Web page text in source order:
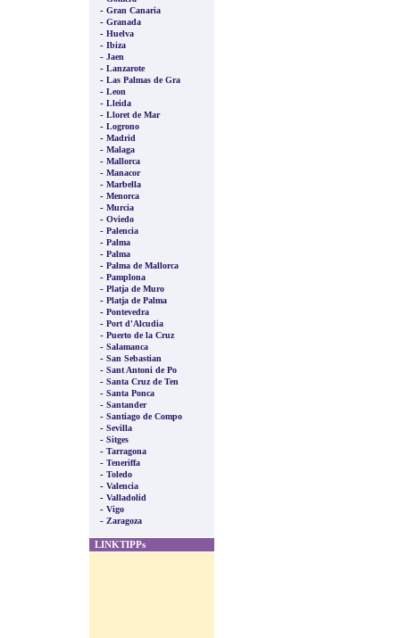
- Gran Canaria
- Granada
- Huelva
- Ibiza
- Jaen
- Lanzarote
- Las Palmas de Gra
- Leon
- Lleida
- Lloret de Mar
- Logrono
- Madrid
- Malaga
- Mallorca
- Manacor
- Marbella
- Menorca
- Murcia
- Oviedo
- Palencia
- Palma
- Palma
- Palma de Mallorca
- Pamplona
- Platja de Muro
- Platja de Palma
- Pontevedra
- Port d'Alcudia
- Puerto de la Cruz
- Salamanca
- San Sebastian
- Sant Antoni de Po
- Santa Cruz de Ten
- Santa Ponca
- Santander
- Santiago de Compo
- Sevilla
- Sitges
- Tarragona
- Teneriffa
- Toledo
- Valencia
- Valladolid
- Vigo
- Zaragoza
LINKTIPPs